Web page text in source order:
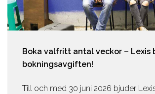
Boka valfritt antal veckor – Lexis
bokningsavgiften!
Till och med 30 juni 2026 bjuder